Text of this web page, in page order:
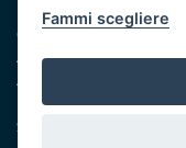
Note legali
Cookie e privacy
Amministrazione
Atti di notifica
Feed RSS
Servizi Intranet
Fammi scegliere